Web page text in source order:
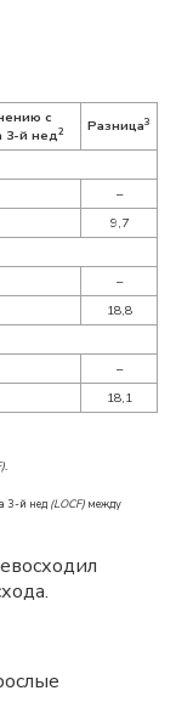
с
3-й нед2 Разница3
–
9,7
–
18,8
–
18,1
3-й нед (LOCF) между